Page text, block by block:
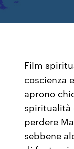
Film
coscienza
aprono
spiritualità
perdere
sebbene